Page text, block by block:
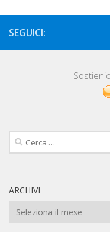
SEGUICI:
Ricerca
per:
ARCHIVI
Archivi